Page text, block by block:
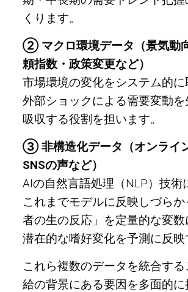
くります。
② マクロ環境データ（景気動
頼指数・政策変更など）
市場環境の変化をシステム的に
外部ショックによる需要変動を
吸収する役割を担います。
③ 非構造化データ（オンライ
SNSの声など）
AIの自然言語処理（NLP）技術
これまでモデルに反映しづら
者の生の反応」を定量的な変数
潜在的な嗜好変化を予測に反映
これら複数のデータを統合す
給の背景にある要因を多面的